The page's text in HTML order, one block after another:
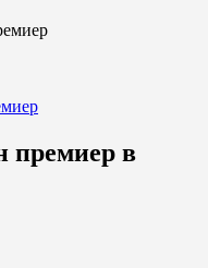
премиер в